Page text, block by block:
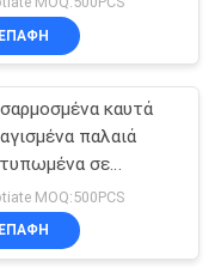
σε
τα δέρμα
ΕΠΑΦΉ
καυτά
παλαιά
σε
χαλκός
δέρματος
MOQ:500PCS
ΕΠΑΦΉ